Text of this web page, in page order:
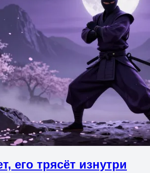
его трясёт изнутри